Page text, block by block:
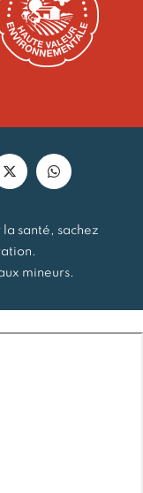
la santé, sachez
mineurs.